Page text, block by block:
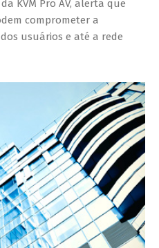
KVM Pro AV, alerta que
comprometer a
usuários e até a rede